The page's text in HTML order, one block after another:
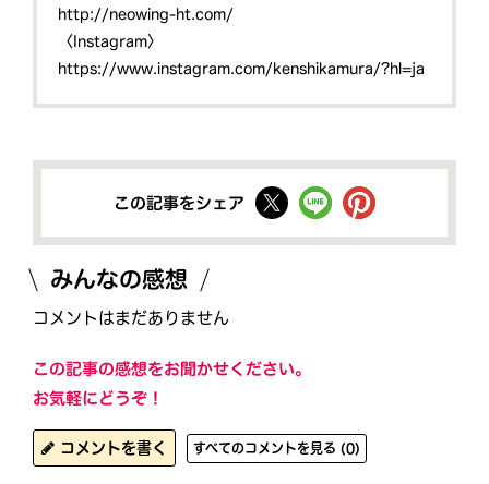
http://neowing-ht.com/
〈Instagram〉
https://www.instagram.com/kenshikamura/?hl=ja
この記事をシェア
みんなの感想
コメントはまだありません
この記事の感想をお聞かせください。
お気軽にどうぞ！
コメントを書く すべてのコメントを見る (0)